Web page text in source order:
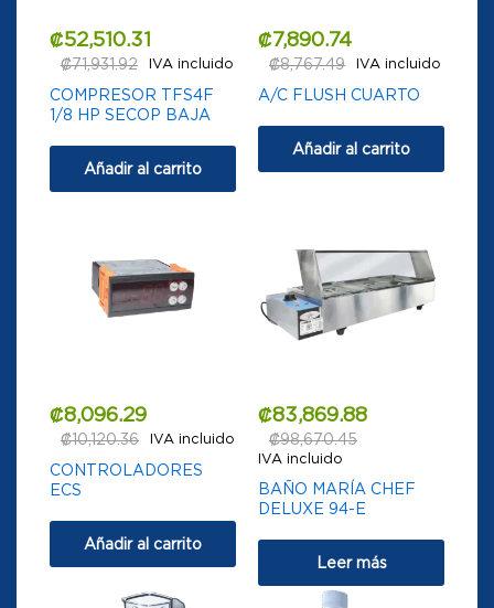
₡52,510.31
₡71,931.92 IVA incluido
COMPRESOR TFS4F
1/8 HP SECOP BAJA
Añadir al carrito
₡7,890.74
₡8,767.49 IVA incluido
A/C FLUSH CUARTO
Añadir al carrito
₡8,096.29
₡10,120.36 IVA incluido
CONTROLADORES
ECS
Añadir al carrito
₡83,869.88
₡98,670.45
IVA incluido
BAÑO MARÍA CHEF
DELUXE 94-E
Leer más